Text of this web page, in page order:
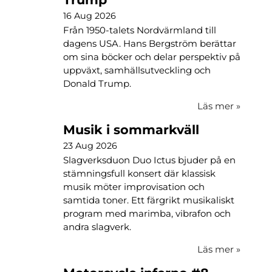
16 Aug 2026
Från 1950-talets Nordvärmland till
dagens USA. Hans Bergström berättar
om sina böcker och delar perspektiv på
uppväxt, samhällsutveckling och
Donald Trump.
Läs mer »
Musik i sommarkväll
23 Aug 2026
Slagverksduon Duo Ictus bjuder på en
stämningsfull konsert där klassisk
musik möter improvisation och
samtida toner. Ett färgrikt musikaliskt
program med marimba, vibrafon och
andra slagverk.
Läs mer »